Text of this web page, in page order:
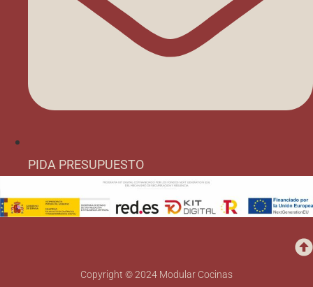
PIDA PRESUPUESTO
Copyright © 2024 Modular Cocinas